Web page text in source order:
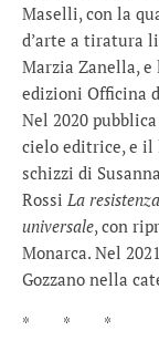
Maselli, con la
d’arte a tiratura
Marzia Zanella, e
edizioni Officina
Nel 2020
cielo editrice, e il
schizzi di
Rossi La
universale, con
Monarca. Nel
Gozzano nella
* * *